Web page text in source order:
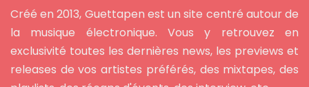
Créé en 2013, Guettapen est un site centré autour de
la musique électronique. Vous y retrouvez en
exclusivité toutes les dernières news, les previews et
releases de vos artistes préférés, des mixtapes, des